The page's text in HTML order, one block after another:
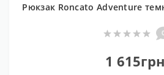
Рюкзак Roncato Adventure
1